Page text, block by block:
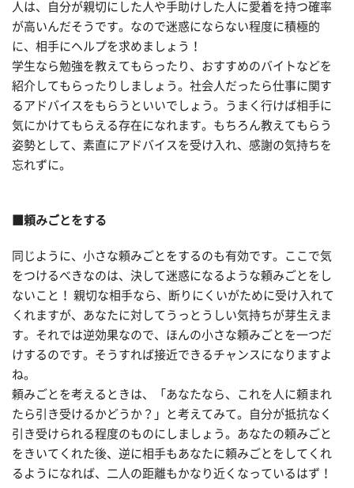
人は、自分が親切にした人や手助けした人に愛着を持つ確率
が高いんだそうです。なので迷惑にならない程度に積極的
に、相手にヘルプを求めましょう！
学生なら勉強を教えてもらったり、おすすめのバイトなどを
紹介してもらったりしましょう。社会人だったら仕事に関す
るアドバイスをもらうといいでしょう。うまく行けば相手に
気にかけてもらえる存在になれます。もちろん教えてもらう
姿勢として、素直にアドバイスを受け入れ、感謝の気持ちを
忘れずに。
■頼みごとをする
同じように、小さな頼みごとをするのも有効です。ここで気
をつけるべきなのは、決して迷惑になるような頼みごとをし
ないこと！ 親切な相手なら、断りにくいがために受け入れて
くれますが、あなたに対してうっとうしい気持ちが芽生えま
す。それでは逆効果なので、ほんの小さな頼みごとを一つだ
けするのです。そうすれば接近できるチャンスになりますよ
ね。
頼みごとを考えるときは、「あなたなら、これを人に頼まれ
たら引き受けるかどうか？」と考えてみて。自分が抵抗なく
引き受けられる程度のものにしましょう。あなたの頼みごと
をきいてくれた後、逆に相手もあなたに頼みごとをしてくれ
るようになれば、二人の距離もかなり近くなっているはず！